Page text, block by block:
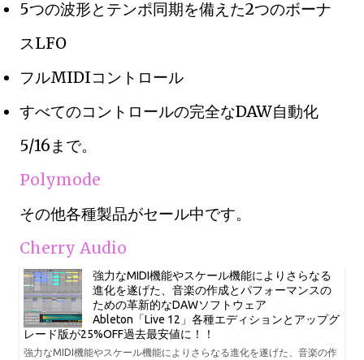
5つの波形とテンポ同期を備えた2つのボーナ
スLFO
フルMIDIコントロール
すべてのコントロールの完全なDAW自動化
5/16まで。
Polymode
その他各種製品がセール中です。
Cherry Audio
強力なMIDI機能やスケール機能によりさらなる
進化を遂げた、音楽の作成とパフォーマンスの
ための革新的なDAWソフトウェア
Ableton「Live 12」各種エディションとアップグ
レード版が25%OFF過去最安値に！！
強力なMIDI機能やスケール機能によりさらなる進化を遂げた、音楽の作